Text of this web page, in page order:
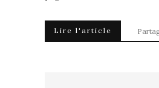
Lire l'article